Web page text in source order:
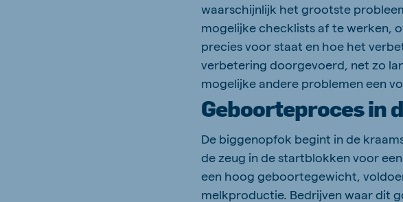
waarschijnlijk het grootste
mogelijke checklists af te werken,
precies voor staat en hoe het
verbetering doorgevoerd, net zo
mogelijke andere problemen een
Geboorteproces in
De biggenopfok begint in de
de zeug in de startblokken voor
een hoog geboortegewicht,
melkproductie. Bedrijven waar dit